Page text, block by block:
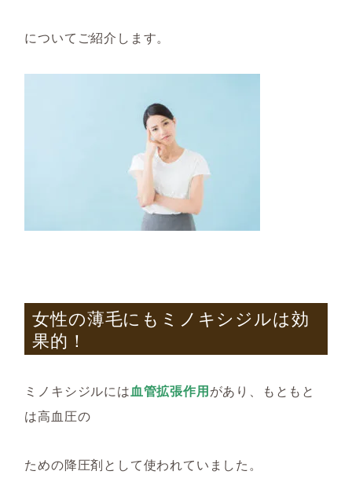
についてご紹介します。
女性の薄毛にもミノキシジルは効
果的 ！
ミノキシジルには血管拡張作用があり、もともと
は高血圧の
ための降圧剤として使われていました。